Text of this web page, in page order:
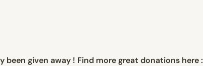
been given away ! Find more great donations here :